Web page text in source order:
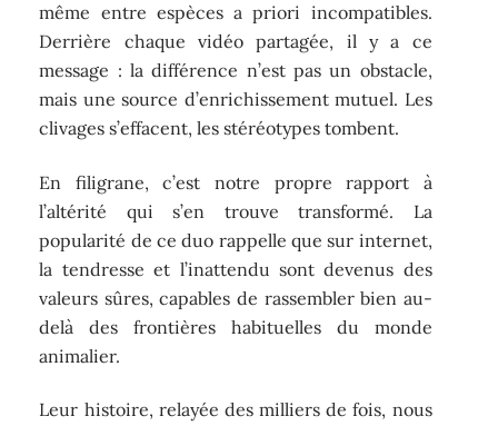
même entre espèces a priori incompatibles.
Derrière chaque vidéo partagée, il y a ce
message : la différence n’est pas un obstacle,
mais une source d’enrichissement mutuel. Les
clivages s’effacent, les stéréotypes tombent.
En filigrane, c’est notre propre rapport à
l’altérité qui s’en trouve transformé. La
popularité de ce duo rappelle que sur internet,
la tendresse et l’inattendu sont devenus des
valeurs sûres, capables de rassembler bien au-
delà des frontières habituelles du monde
animalier.
Leur histoire, relayée des milliers de fois, nous